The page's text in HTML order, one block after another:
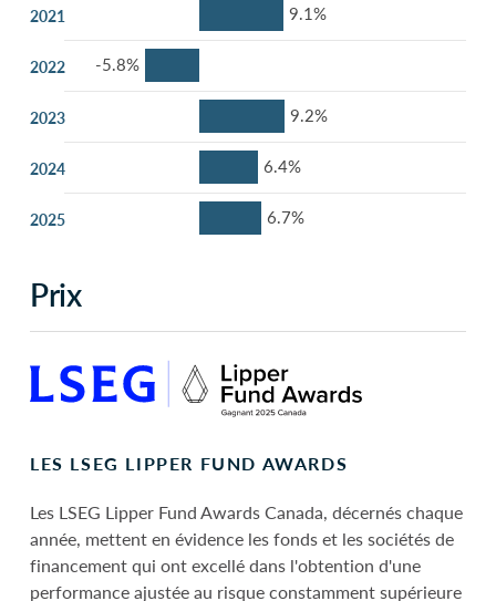
9.1%
-5.8%
9.2%
6.4%
6.7%
2021
2022
2023
2024
2025
Prix
LES LSEG LIPPER FUND AWARDS
Les LSEG Lipper Fund Awards Canada, décernés chaque
année, mettent en évidence les fonds et les sociétés de
financement qui ont excellé dans l'obtention d'une
performance ajustée au risque constamment supérieure